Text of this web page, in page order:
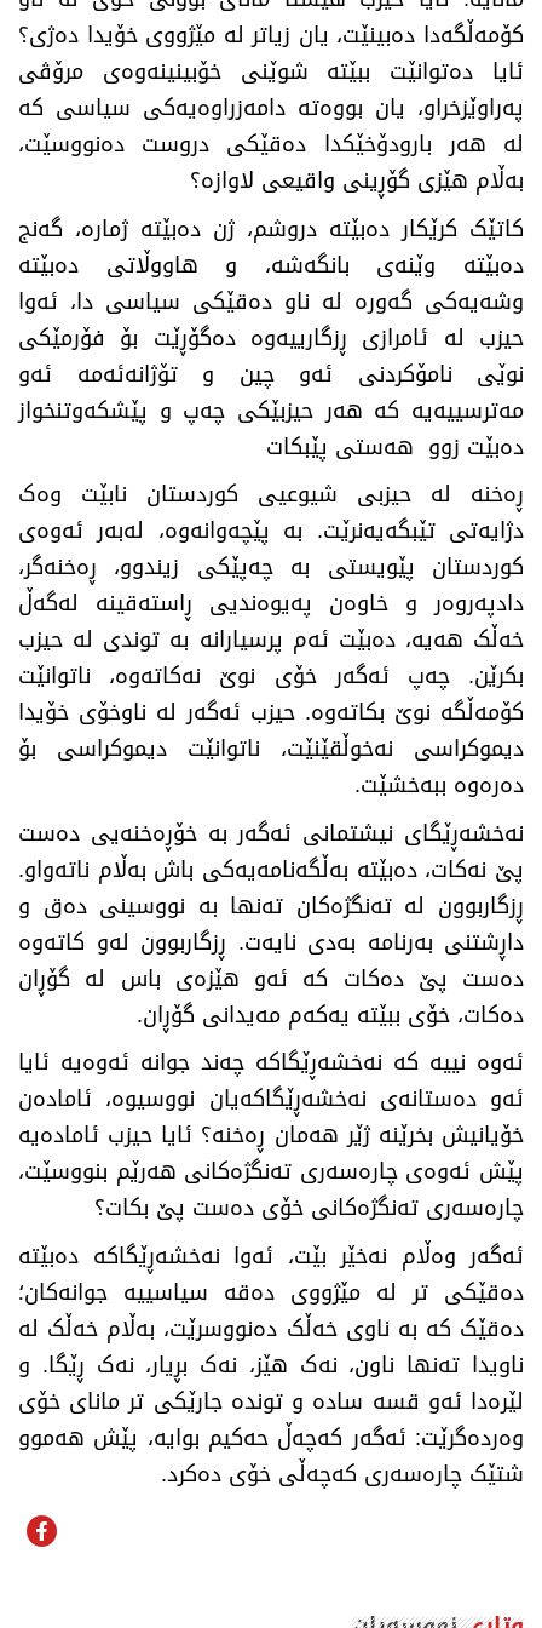
کۆمەڵگەدا دەبینێت، یان زیاتر لە مێژووی خۆیدا دەژی؟
ئایا دەتوانێت ببێتە شوێنی خۆبینینەوەی مرۆڤی
پەراوێزخراو، یان بووەتە دامەزراوەیەکی سیاسی کە
لە هەر بارودۆخێکدا دەقێکی دروست دەنووسێت،
بەڵام هێزی گۆڕینی واقیعی لاوازە؟
کاتێک کرێکار دەبێتە دروشم، ژن دەبێتە ژمارە، گەنج
دەبێتە وێنەی بانگەشە، و هاووڵاتی دەبێتە
وشەیەکی گەورە لە ناو دەقێکی سیاسی دا، ئەوا
حیزب لە ئامرازی ڕزگارییەوە دەگۆڕێت بۆ فۆرمێکی
نوێی نامۆکردنی ئەو چین و تۆژانەئەمە ئەو
مەترسییەیە کە هەر حیزبێکی چەپ و پێشکەوتنخواز
دەبێت زوو هەستی پێبکات
ڕەخنە لە حیزبی شیوعیی کوردستان نابێت وەک
دژایەتی تێبگەیەنرێت. بە پێچەوانەوە، لەبەر ئەوەی
کوردستان پێویستی بە چەپێکی زیندوو، ڕەخنەگر،
دادپەروەر و خاوەن پەیوەندیی ڕاستەقینە لەگەڵ
خەڵک هەیە، دەبێت ئەم پرسیارانە بە توندی لە حیزب
بکرێن. چەپ ئەگەر خۆی نوێ نەکاتەوە، ناتوانێت
کۆمەڵگە نوێ بکاتەوە. حیزب ئەگەر لە ناوخۆی خۆیدا
دیموکراسی نەخوڵقێنێت، ناتوانێت دیموکراسی بۆ
دەرەوە ببەخشێت.
نەخشەڕێگای نیشتمانی ئەگەر بە خۆڕەخنەیی دەست
پێ نەکات، دەبێتە بەڵگەنامەیەکی باش بەڵام ناتەواو.
ڕزگاربوون لە تەنگژەکان تەنها بە نووسینی دەق و
داڕشتنی بەرنامە بەدی نایەت. ڕزگاربوون لەو کاتەوە
دەست پێ دەکات کە ئەو هێزەی باس لە گۆڕان
دەکات، خۆی ببێتە یەکەم مەیدانی گۆڕان.
ئەوە نییە کە نەخشەڕێگاکە چەند جوانە ئەوەیە ئایا
ئەو دەستانەی نەخشەڕێگاکەیان نووسیوە، ئامادەن
خۆیانیش بخرێنە ژێر هەمان ڕەخنە؟ ئایا حیزب ئامادەیە
پێش ئەوەی چارەسەری تەنگژەکانی هەرێم بنووسێت،
چارەسەری تەنگژەکانی خۆی دەست پێ بکات؟
ئەگەر وەڵام نەخێر بێت، ئەوا نەخشەڕێگاکە دەبێتە
دەقێکی تر لە مێژووی دەقە سیاسییە جوانەکان؛
دەقێک کە بە ناوی خەڵک دەنووسرێت، بەڵام خەڵک لە
ناویدا تەنها ناون، نەک هێز، نەک بڕیار، نەک ڕێگا. و
لێرەدا ئەو قسە سادە و توندە جارێکی تر مانای خۆی
وەردەگرێت: ئەگەر کەچەڵ حەکیم بوایە، پێش هەموو
شتێک چارەسەری کەچەڵی خۆی دەکرد.